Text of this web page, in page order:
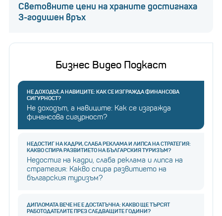
Световните цени на храните достигнаха
3-годишен връх
Бизнес Видео Подкаст
НЕ ДОХОДЪТ, А НАВИЦИТЕ: КАК СЕ ИЗГРАЖДА ФИНАНСОВА
СИГУРНОСТ?
Не доходът, а навиците: Как се изгражда
финансова сигурност?
НЕДОСТИГ НА КАДРИ, СЛАБА РЕКЛАМА И ЛИПСА НА СТРАТЕГИЯ:
КАКВО СПИРА РАЗВИТИЕТО НА БЪЛГАРСКИЯ ТУРИЗЪМ?
Недостиг на кадри, слаба реклама и липса на
стратегия: Какво спира развитието на
българския туризъм?
ДИПЛОМАТА ВЕЧЕ НЕ Е ДОСТАТЪЧНА: КАКВО ЩЕ ТЪРСЯТ
РАБОТОДАТЕЛИТЕ ПРЕЗ СЛЕДВАЩИТЕ ГОДИНИ?